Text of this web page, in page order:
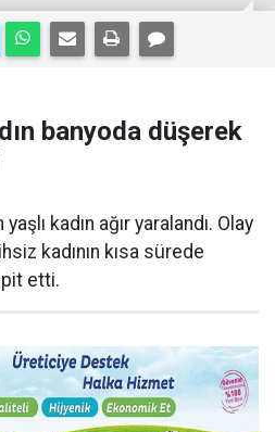
banyoda düşerek
kadın ağır yaralandı. Olay
kadının kısa sürede
etti.